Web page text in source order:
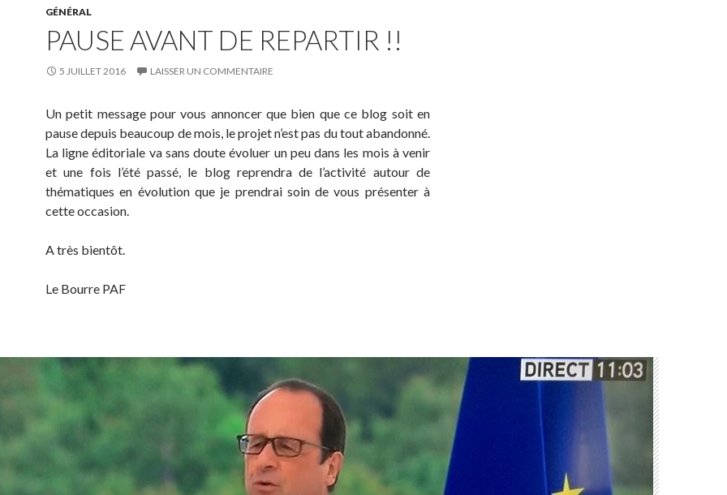
GÉNÉRAL
PAUSE AVANT DE REPARTIR !!
5 JUILLET 2016 LAISSER UN COMMENTAIRE
Un petit message pour vous annoncer que bien que ce blog soit en
pause depuis beaucoup de mois, le projet n’est pas du tout abandonné.
La ligne éditoriale va sans doute évoluer un peu dans les mois à venir
et une fois l’été passé, le blog reprendra de l’activité autour de
thématiques en évolution que je prendrai soin de vous présenter à
cette occasion.
A très bientôt.
Le Bourre PAF